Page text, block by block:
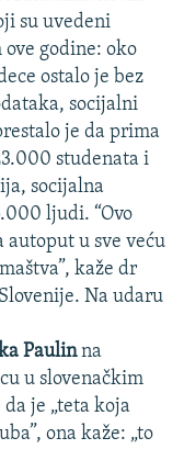
su uvedeni
godine: oko
ostalo je bez
socijalni
je da prima
studenata i
socijalna
ljudi. “Ovo
autoput u sve veću
kaže dr
Na udaru
Paulinna
u slovenačkim
da je „teta koja
ona kaže: „to